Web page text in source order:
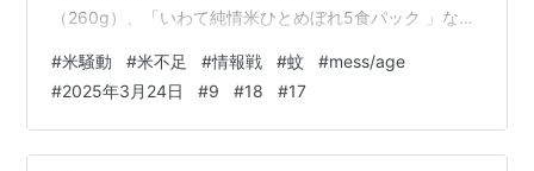
（260g）、「いわて純情米ひとめぼれ5食パック 」など
ク」（650g）など5品。 あくまでも 一部です。 2024年
9月のコラム‥ shokuhin.net こちらも‥ じっくり読んで下
さい。 2024年8月に入り、スーパーやネットなどでお米
の在庫が次々となくなり始めました。お盆過を過ぎた頃
#米騒動 #米不足 #情報戦 #蚊 #mess/age
#2025年3月24日 #9 #18 #17